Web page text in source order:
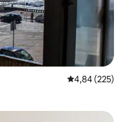
Vidutinis
4,84 (225)